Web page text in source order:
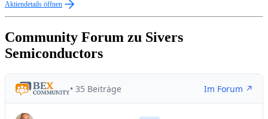
Aktiendetails öffnen
Community Forum zu Sivers
Semiconductors